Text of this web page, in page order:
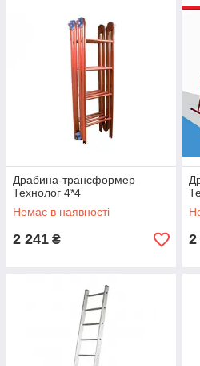
техники и других
Драбина-трансформер
Технолог 4*4
Немає в наявності
2 241 ₴ 2